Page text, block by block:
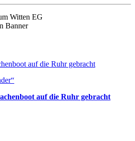
auf die Ruhr gebracht